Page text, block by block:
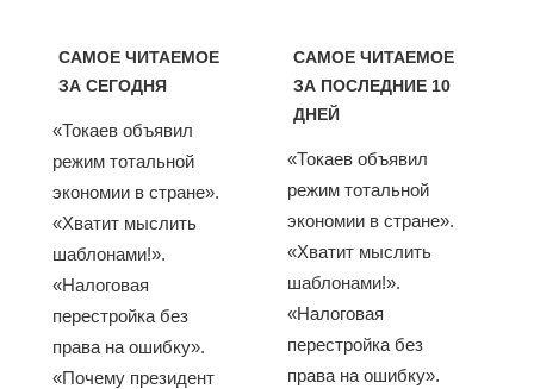
САМОЕ ЧИТАЕМОЕ
ЗА СЕГОДНЯ
«Токаев объявил
режим тотальной
экономии в стране».
«Хватит мыслить
шаблонами!».
«Налоговая
перестройка без
права на ошибку».
«Почему президент
САМОЕ ЧИТАЕМОЕ
ЗА ПОСЛЕДНИЕ 10
ДНЕЙ
«Токаев объявил
режим тотальной
экономии в стране».
«Хватит мыслить
шаблонами!».
«Налоговая
перестройка без
права на ошибку».